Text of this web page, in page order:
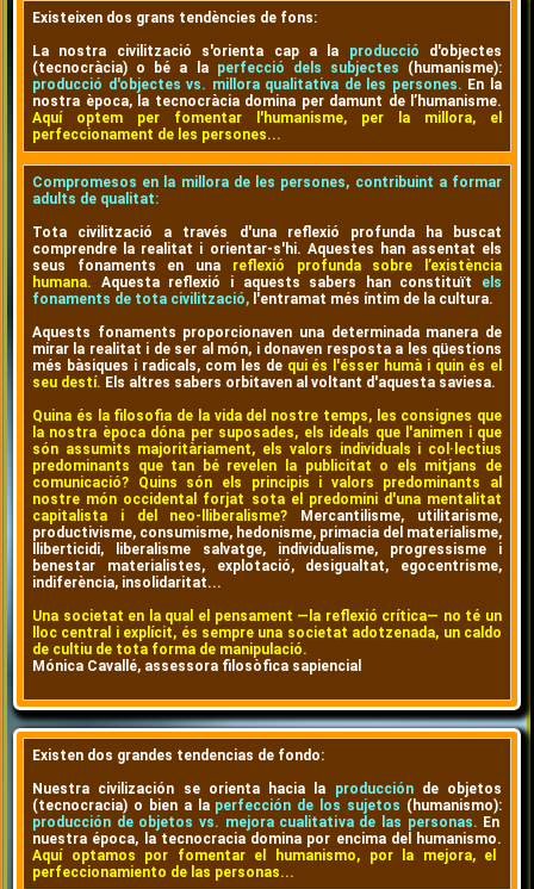
Existeixen dos grans tendències de fons:
La nostra civilització s'orienta cap a la producció d'objectes
(tecnocràcia) o bé a la perfecció dels subjectes (humanisme):
producció d'objectes vs. millora qualitativa de les persones. En la
nostra època, la tecnocràcia domina per damunt de l’humanisme.
Aquí optem per fomentar l'humanisme, per la millora, el
perfeccionament de les persones...
Compromesos en la millora de les persones, contribuint a formar
adults de qualitat:
Tota civilització a través d'una reflexió profunda ha buscat
comprendre la realitat i orientar-s'hi. Aquestes han assentat els
seus fonaments en una reflexió profunda sobre l’existència
humana. Aquesta reflexió i aquests sabers han constituït els
fonaments de tota civilització, l'entramat més íntim de la cultura.
Aquests fonaments proporcionaven una determinada manera de
mirar la realitat i de ser al món, i donaven resposta a les qüestions
més bàsiques i radicals, com les de qui és l'ésser humà i quin és el
seu destí. Els altres sabers orbitaven al voltant d'aquesta saviesa.
Quina és la filosofia de la vida del nostre temps, les consignes que
la nostra època dóna per suposades, els ideals que l'animen i que
són assumits majoritàriament, els valors individuals i col·lectius
predominants que tan bé revelen la publicitat o els mitjans de
comunicació? Quins són els principis i valors predominants al
nostre món occidental forjat sota el predomini d'una mentalitat
capitalista i del neo-lliberalisme? Mercantilisme, utilitarisme,
productivisme, consumisme, hedonisme, primacia del materialisme,
lliberticidi, liberalisme salvatge, individualisme, progressisme i
benestar materialistes, explotació, desigualtat, egocentrisme,
indiferència, insolidaritat...
Una societat en la qual el pensament —la reflexió crítica— no té un
lloc central i explícit, és sempre una societat adotzenada, un caldo
de cultiu de tota forma de manipulació.
Mónica Cavallé, assessora filosòfica sapiencial
Existen dos grandes tendencias de fondo:
Nuestra civilización se orienta hacia la
producciónde objetos
(tecnocracia) o bien a la perfección de los sujetos (humanismo):
producción de objetos vs. mejora cualitativa de las personas. En
nuestra época, la tecnocracia domina por encima del humanismo.
Aquí optamos por fomentar el humanismo, por la mejora, el
perfeccionamiento de las personas...